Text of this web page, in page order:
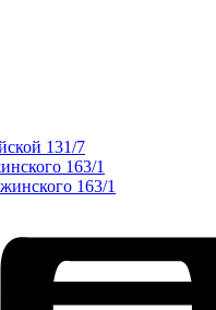
131/7
163/1
163/1